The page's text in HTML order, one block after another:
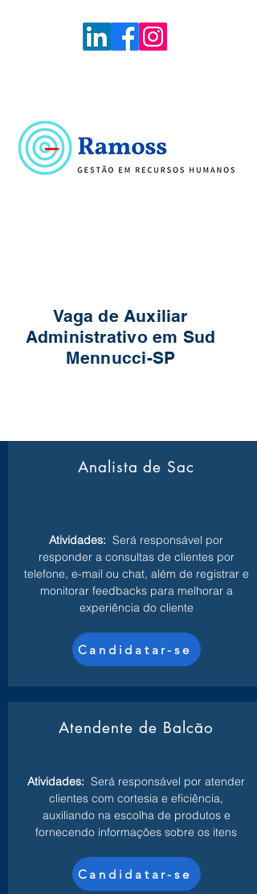
Vaga de Auxiliar
Administrativo em Sud
Mennucci-SP
Analista de Sac
Atividades: Será responsável por
responder a consultas de clientes por
telefone, e-mail ou chat, além de registrar e
monitorar feedbacks para melhorar a
experiência do cliente
Candidatar-se
Atendente de Balcão
Atividades: Será responsável por atender
clientes com cortesia e eficiência,
auxiliando na escolha de produtos e
fornecendo informações sobre os itens
Candidatar-se